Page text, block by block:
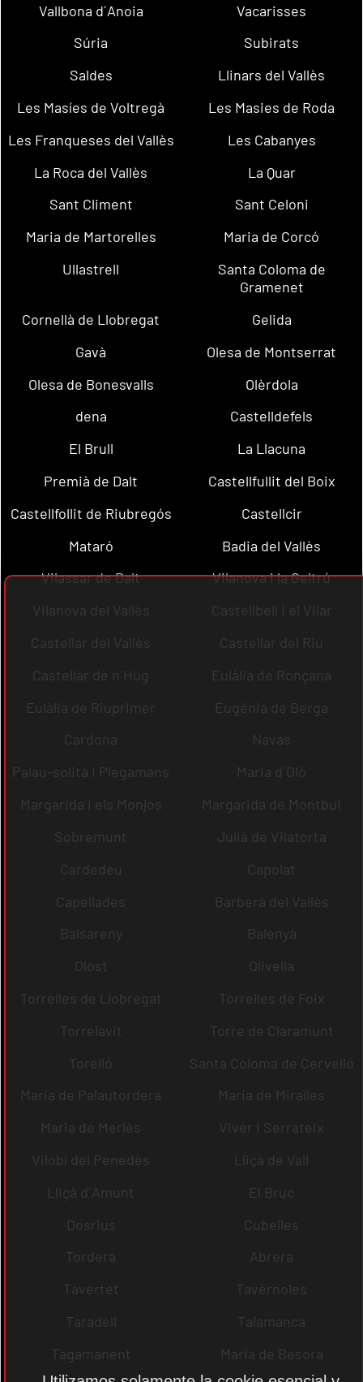
Vallbona d´Anoia
Vacarisses
Súria
Subirats
Saldes
Llinars del Vallès
Les Masíes de Voltregà
Les Masies de Roda
Les Franqueses del Vallès
Les Cabanyes
La Roca del Vallès
La Quar
Sant Climent
Sant Celoni
Maria de Martorelles
Maria de Corcó
Ullastrell
Santa Coloma de
Gramenet
Cornellà de Llobregat
Gelida
Gavà
Olesa de Montserrat
Olesa de Bonesvalls
Olèrdola
dena
Castelldefels
El Brull
La Llacuna
Premià de Dalt
Castellfullit del Boix
Castellfollit de Riubregós
Castellcir
Mataró
Badia del Vallès
Vilassar de Dalt
Vilanova i la Geltrú
Vilanova del Vallès
Castellbell i el Vilar
Castellar del Vallès
Castellar del Riu
Castellar de n´Hug
Eulàlia de Ronçana
Eulàlia de Riuprimer
Eugènia de Berga
Cardona
Navas
Palau-solità i Plegamans
Maria d´Oló
Margarida i els Monjos
Margarida de Montbui
Sobremunt
Julià de Vilatorta
Cardedeu
Capolat
Capellades
Barberà del Vallès
Balsareny
Balenyà
Olost
Olivella
Torrelles de Llobregat
Torrelles de Foix
Torrelavit
Torre de Claramunt
Torelló
Santa Coloma de Cervelló
Maria de Palautordera
Maria de Miralles
Maria de Merlès
Viver i Serrateix
Vilobí del Penedès
Lliçà de Vall
Lliçà d´Amunt
El Bruc
Dosrius
Cubelles
Tordera
Abrera
Tavertet
Tavèrnoles
Taradell
Talamanca
Tagamanent
Maria de Besora